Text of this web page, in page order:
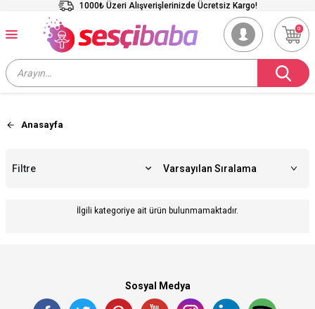
1000₺ Üzeri Alışverişlerinizde Ücretsiz Kargo!
0
Anasayfa
Filtre
İlgili kategoriye ait ürün bulunmamaktadır.
Sosyal Medya